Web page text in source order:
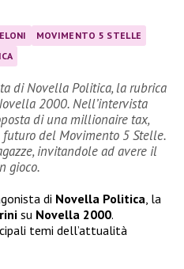
MOVIMENTO 5 STELLE
di Novella Politica, la rubrica
2000. Nell’intervista
di una millionaire tax,
del Movimento 5 Stelle.
invitandole ad avere il
gioco.
di Novella Politica, la
su Novella 2000.
temi dell’attualità